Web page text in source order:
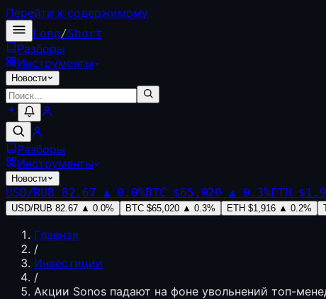
Перейти к содержимому
Long/Short
Разборы
Инструменты
Новости
Разборы
Инструменты
Новости
USD/RUB 82.67 ▲ 0.0%BTC $65,020 ▲ 0.3%ETH
USD/RUB 82.67 ▲ 0.0% BTC $65,020 ▲ 0.3% ETH $1,916 ▲ 0.2%
Главная
/
Инвестиции
/
Акции Sonos падают на фоне увольнений топ-